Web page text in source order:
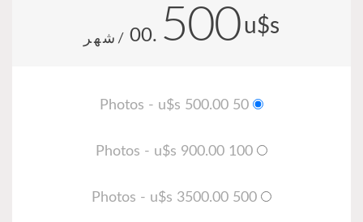
u$s
500
.00 /شهر